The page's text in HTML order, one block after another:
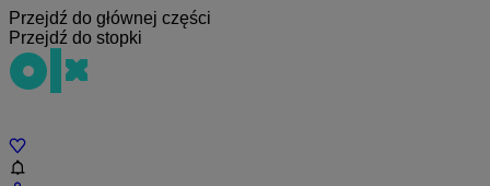
Przejdź do głównej części
Przejdź do stopki